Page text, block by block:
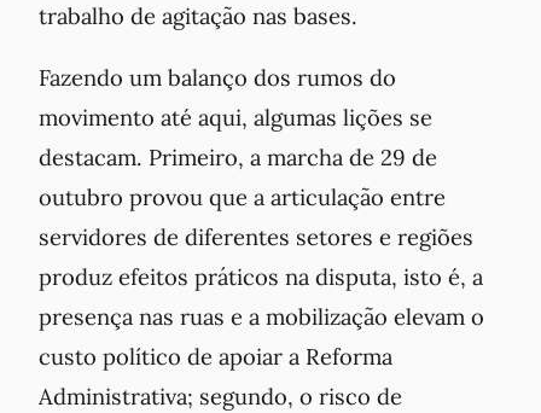
trabalho de agitação nas bases.
Fazendo um balanço dos rumos do
movimento até aqui, algumas lições se
destacam. Primeiro, a marcha de 29 de
outubro provou que a articulação entre
servidores de diferentes setores e regiões
produz efeitos práticos na disputa, isto é, a
presença nas ruas e a mobilização elevam o
custo político de apoiar a Reforma
Administrativa; segundo, o risco de